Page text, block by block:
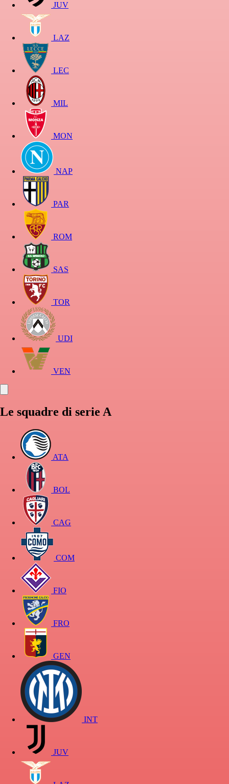
JUV
LAZ
LEC
MIL
MON
NAP
PAR
ROM
SAS
TOR
UDI
VEN
Le squadre di serie A
ATA
BOL
CAG
COM
FIO
FRO
GEN
INT
JUV